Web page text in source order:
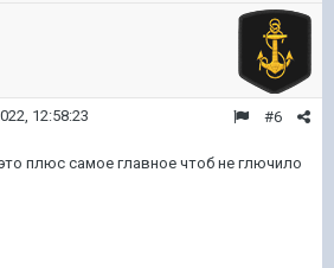
#6
12:58:23
плюс самое главное чтоб не глючило